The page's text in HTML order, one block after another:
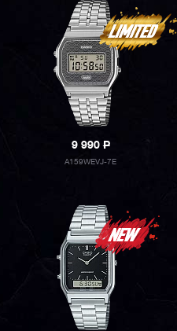
9 990P
A159WEVJ-7E